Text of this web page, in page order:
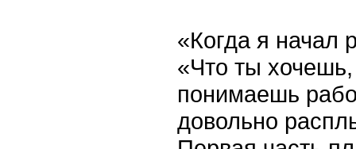
«Когда я начал
«Что ты
понимаешь
довольно